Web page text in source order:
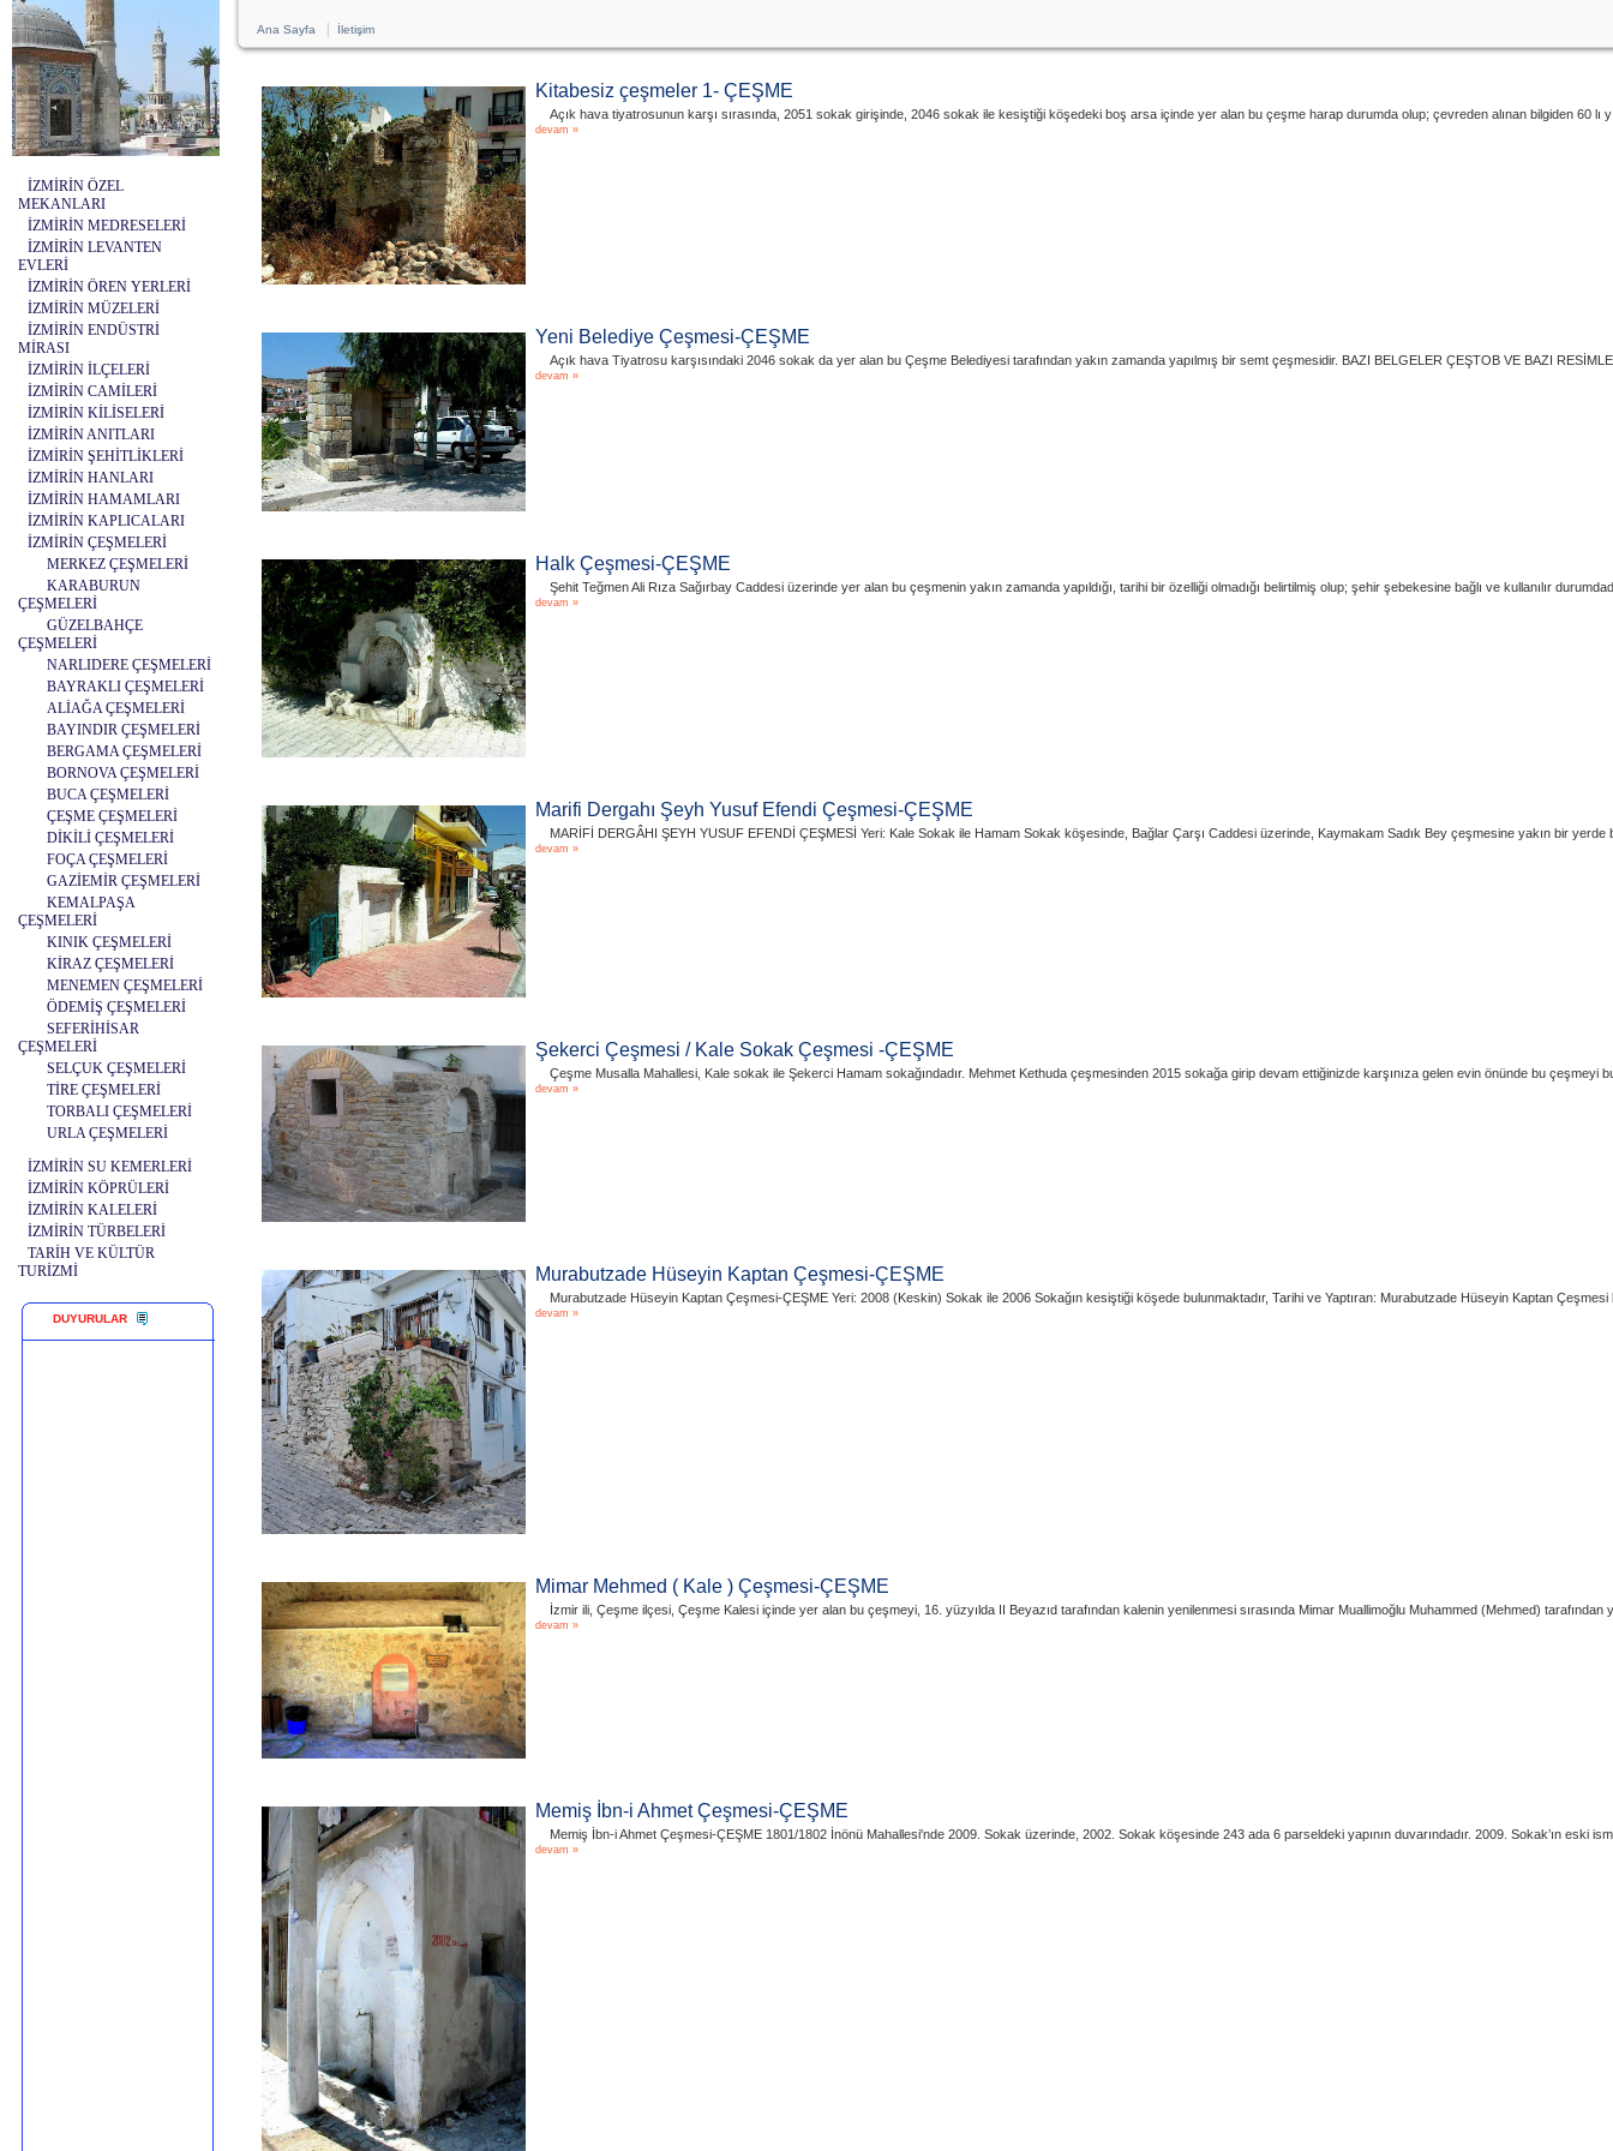
İZMİRİN ÖZEL
MEKANLARI
İZMİRİN MEDRESELERİ
İZMİRİN LEVANTEN
EVLERİ
İZMİRİN ÖREN YERLERİ
İZMİRİN MÜZELERİ
İZMİRİN ENDÜSTRİ
MİRASI
İZMİRİN İLÇELERİ
İZMİRİN CAMİLERİ
İZMİRİN KİLİSELERİ
İZMİRİN ANITLARI
İZMİRİN ŞEHİTLİKLERİ
İZMİRİN HANLARI
İZMİRİN HAMAMLARI
İZMİRİN KAPLICALARI
İZMİRİN ÇEŞMELERİ
MERKEZ ÇEŞMELERİ
KARABURUN
ÇEŞMELERİ
GÜZELBAHÇE
ÇEŞMELERİ
NARLIDERE ÇEŞMELERİ
BAYRAKLI ÇEŞMELERİ
ALİAĞA ÇEŞMELERİ
BAYINDIR ÇEŞMELERİ
BERGAMA ÇEŞMELERİ
BORNOVA ÇEŞMELERİ
BUCA ÇEŞMELERİ
ÇEŞME ÇEŞMELERİ
DİKİLİ ÇEŞMELERİ
FOÇA ÇEŞMELERİ
GAZİEMİR ÇEŞMELERİ
KEMALPAŞA
ÇEŞMELERİ
KINIK ÇEŞMELERİ
KİRAZ ÇEŞMELERİ
MENEMEN ÇEŞMELERİ
ÖDEMİŞ ÇEŞMELERİ
SEFERİHİSAR
ÇEŞMELERİ
SELÇUK ÇEŞMELERİ
TİRE ÇEŞMELERİ
TORBALI ÇEŞMELERİ
URLA ÇEŞMELERİ
İZMİRİN SU KEMERLERİ
İZMİRİN KÖPRÜLERİ
İZMİRİN KALELERİ
İZMİRİN TÜRBELERİ
TARİH VE KÜLTÜR
TURİZMİ
DUYURULAR
Ana Sayfa İletişim
Kitabesiz çeşmeler 1- ÇEŞME
Açık hava tiyatrosunun karşı sırasında, 2051 sokak girişinde, 2046 sokak ile kesiştiği köşedeki boş arsa içinde yer alan bu çeşme harap durumda olup; çevreden alınan bilgiden 60 lı
devam »
Yeni Belediye Çeşmesi-ÇEŞME
Açık hava Tiyatrosu karşısındaki 2046 sokak da yer alan bu Çeşme Belediyesi tarafından yakın zamanda yapılmış bir semt çeşmesidir. BAZI BELGELER ÇEŞTOB VE BAZI
devam »
Halk Çeşmesi-ÇEŞME
Şehit Teğmen Ali Rıza Sağırbay Caddesi üzerinde yer alan bu çeşmenin yakın zamanda yapıldığı, tarihi bir özelliği olmadığı belirtilmiş olup; şehir şebekesine bağlı ve kullanılır
devam »
Marifi Dergahı Şeyh Yusuf Efendi Çeşmesi-ÇEŞME
MARİFİ DERGÂHI ŞEYH YUSUF EFENDİ ÇEŞMESİ Yeri: Kale Sokak ile Hamam Sokak köşesinde, Bağlar Çarşı Caddesi üzerinde, Kaymakam Sadık Bey çeşmesine yakın bir yerde
devam »
Şekerci Çeşmesi / Kale Sokak Çeşmesi -ÇEŞME
Çeşme Musalla Mahallesi, Kale sokak ile Şekerci Hamam sokağındadır. Mehmet Kethuda çeşmesinden 2015 sokağa girip devam ettiğinizde karşınıza gelen evin önünde bu çeşmeyi
devam »
Murabutzade Hüseyin Kaptan Çeşmesi-ÇEŞME
Murabutzade Hüseyin Kaptan Çeşmesi-ÇEŞME Yeri: 2008 (Keskin) Sokak ile 2006 Sokağın kesiştiği köşede bulunmaktadır, Tarihi ve Yaptıran: Murabutzade Hüseyin Kaptan
devam »
Mimar Mehmed ( Kale ) Çeşmesi-ÇEŞME
İzmir ili, Çeşme ilçesi, Çeşme Kalesi içinde yer alan bu çeşmeyi, 16. yüzyılda II Beyazıd tarafından kalenin yenilenmesi sırasında Mimar Muallimoğlu Muhammed (Mehmed) tarafından
devam »
Memiş İbn-i Ahmet Çeşmesi-ÇEŞME
Memiş İbn-i Ahmet Çeşmesi-ÇEŞME 1801/1802 İnönü Mahallesi'nde 2009. Sokak üzerinde, 2002. Sokak köşesinde 243 ada 6 parseldeki yapının duvarındadır. 2009. Sokak’ın eski
devam »